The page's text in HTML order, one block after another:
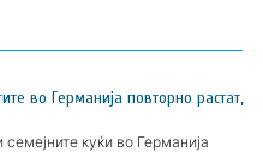
во Германија повторно растат,
куќи во Германија